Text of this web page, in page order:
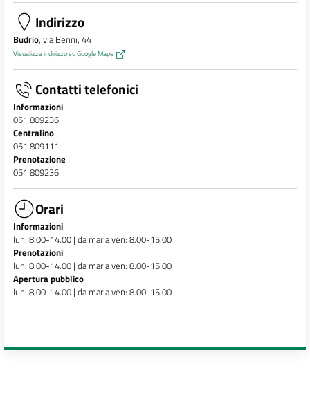
Indirizzo
Budrio, via Benni, 44
Visualizza indirizzo su Google Maps
Contatti telefonici
Informazioni
051 809236
Centralino
051 809111
Prenotazione
051 809236
Orari
Informazioni
lun: 8.00-14.00 | da mar a ven: 8.00-15.00
Prenotazioni
lun: 8.00-14.00 | da mar a ven: 8.00-15.00
Apertura pubblico
lun: 8.00-14.00 | da mar a ven: 8.00-15.00